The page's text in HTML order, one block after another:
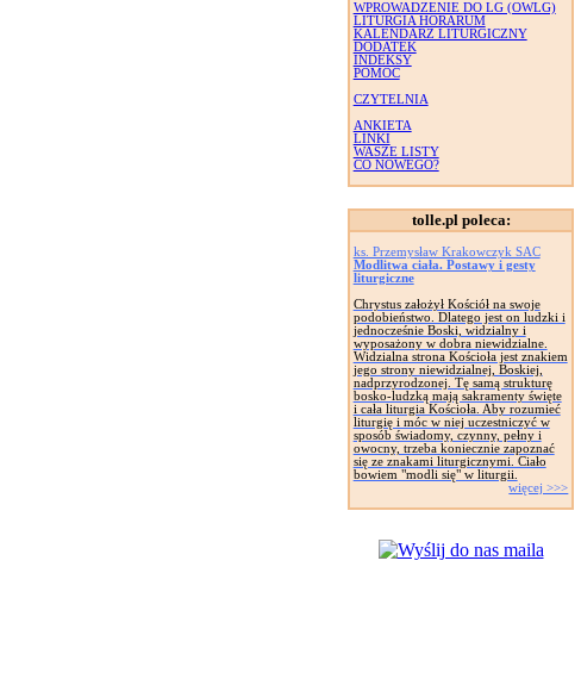
WPROWADZENIE DO LG (OWLG)
LITURGIA HORARUM
KALENDARZ LITURGICZNY
DODATEK
INDEKSY
POMOC
CZYTELNIA
ANKIETA
LINKI
WASZE LISTY
CO NOWEGO?
tolle.pl poleca:
ks. Przemysław Krakowczyk SAC
Modlitwa ciała. Postawy i gesty
liturgiczne
Chrystus założył Kościół na swoje
podobieństwo. Dlatego jest on ludzki i
jednocześnie Boski, widzialny i
wyposażony w dobra niewidzialne.
Widzialna strona Kościoła jest znakiem
jego strony niewidzialnej, Boskiej,
nadprzyrodzonej. Tę samą strukturę
bosko-ludzką mają sakramenty święte
i cała liturgia Kościoła. Aby rozumieć
liturgię i móc w niej uczestniczyć w
sposób świadomy, czynny, pełny i
owocny, trzeba koniecznie zapoznać
się ze znakami liturgicznymi. Ciało
bowiem "modli się" w liturgii.
więcej >>>